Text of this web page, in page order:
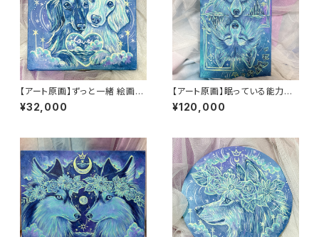
【アート原画】ずっと一緒 絵画
¥32,000
【アート原画】眠っている能力を
呼び起こす オオカミ 1点もの ア
クリル画
¥120,000